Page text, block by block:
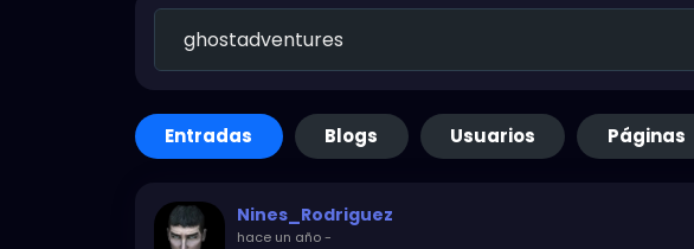
Entradas Blogs Usuarios Páginas
Nines_Rodriguez
hace un año-